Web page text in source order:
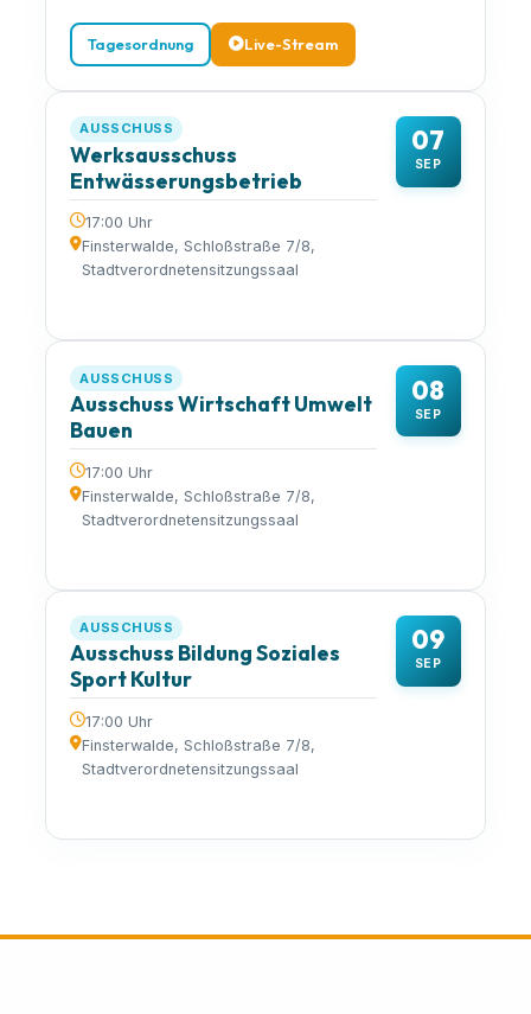
Tagesordnung Live-Stream
07
SEP
AUSSCHUSS
Werksausschuss
Entwässerungsbetrieb
17:00 Uhr
Finsterwalde, Schloßstraße 7/8,
Stadtverordnetensitzungssaal
08
SEP
AUSSCHUSS
Ausschuss Wirtschaft Umwelt
Bauen
17:00 Uhr
Finsterwalde, Schloßstraße 7/8,
Stadtverordnetensitzungssaal
09
SEP
AUSSCHUSS
Ausschuss Bildung Soziales
Sport Kultur
17:00 Uhr
Finsterwalde, Schloßstraße 7/8,
Stadtverordnetensitzungssaal